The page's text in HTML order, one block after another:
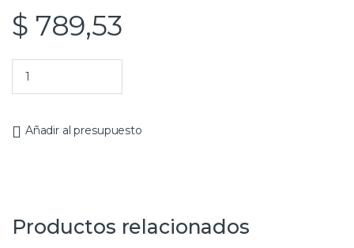
$ 789,53
Añadir al presupuesto
Productos relacionados